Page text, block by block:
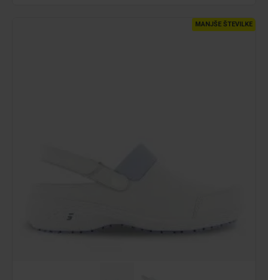
MANJŠE ŠTEVILKE